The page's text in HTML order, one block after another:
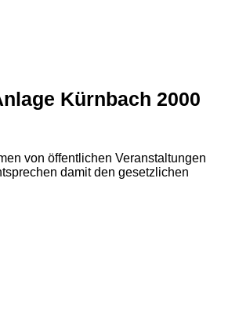
Kürnbach 2000
von öffentlichen Veranstaltungen
damit den gesetzlichen